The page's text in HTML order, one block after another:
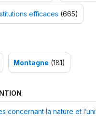
efficaces (665)
Montagne (181)
concernant la nature et